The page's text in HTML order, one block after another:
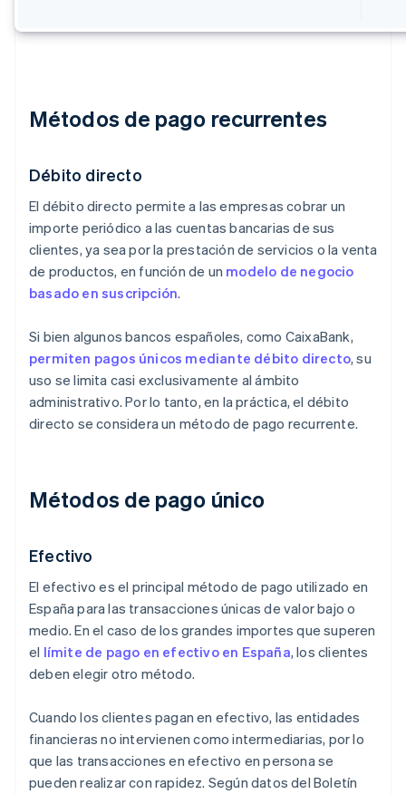
Métodos de pago recurrentes
Débito directo
El débito directo permite a las empresas cobrar un
importe periódico a las cuentas bancarias de sus
clientes, ya sea por la prestación de servicios o la venta
de productos, en función de un modelo de negocio
basado en suscripción.
Si bien algunos bancos españoles, como CaixaBank,
permiten pagos únicos mediante débito directo, su
uso se limita casi exclusivamente al ámbito
administrativo. Por lo tanto, en la práctica, el débito
directo se considera un método de pago recurrente.
Métodos de pago único
Efectivo
El efectivo es el principal método de pago utilizado en
España para las transacciones únicas de valor bajo o
medio. En el caso de los grandes importes que superen
el límite de pago en efectivo en España, los clientes
deben elegir otro método.
Cuando los clientes pagan en efectivo, las entidades
financieras no intervienen como intermediarias, por lo
que las transacciones en efectivo en persona se
pueden realizar con rapidez. Según datos delBoletín